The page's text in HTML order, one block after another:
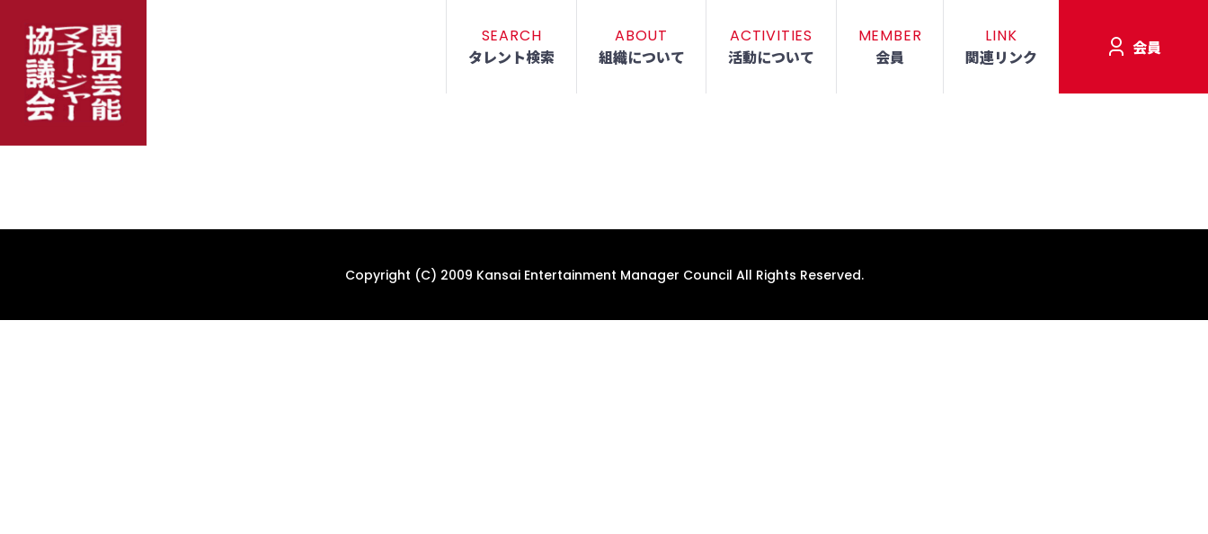
SEARCH
タレント検索
ABOUT
組織について
ACTIVITIES
活動について
MEMBER
会員
LINK
関連リンク 会員
Copyright (C) 2009 Kansai Entertainment Manager Council All Rights Reserved.